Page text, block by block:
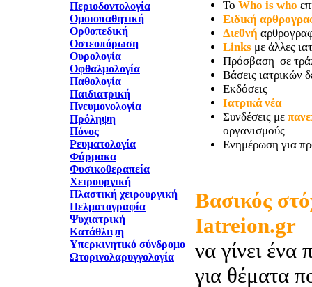
Περιοδοντολογία
Ομοιοπαθητική
Ορθοπεδική
Οστεοπόρωση
Ουρολογία
Οφθαλμολογία
Παθολογία
Παιδιατρική
Πνευμονολογία
Πρόληψη
Πόνος
Ρευματολογία
Φάρμακα
Φυσικοθεραπεία
Χειρουργική
Πλαστική χειρουργική
Πελματογραφία
Ψυχιατρική
Κατάθλιψη
Υπερκινητικό σύνδρομο
Ωτορινολαρυγγολογία
Το Who is who
Ειδική
Διεθνή
Links με άλλες
Πρόσβαση σε
Βάσεις ιατρικών
Εκδόσεις
Ιατρικά νέα
Συνδέσεις με
οργανισμούς
Ενημέρωση για
Βασικός
Iatreion.gr
να γίνει ένα
για θέματα